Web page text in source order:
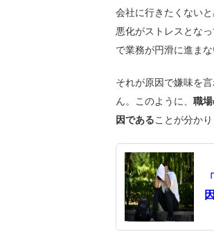
会社に行きたくない
悪化がストレスとな
で業務が円滑に進ま
それが原因で嫌味を
ん。このように、 職
因であることが分かり